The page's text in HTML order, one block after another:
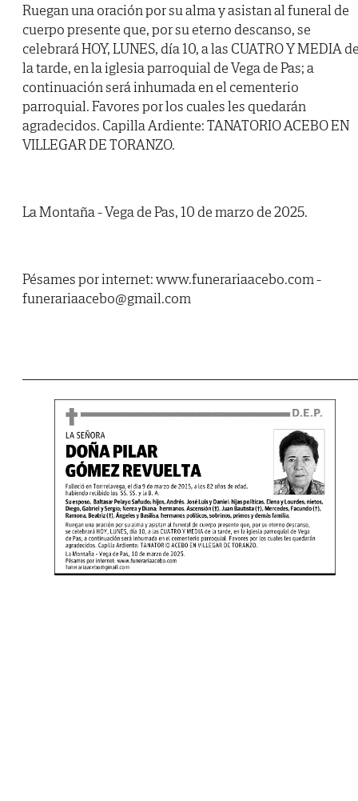
Ruegan una oración por su alma y asistan al funeral de
cuerpo presente que, por su eterno descanso, se
celebrará HOY, LUNES, día 10, a las CUATRO Y MEDIA
la tarde, en la iglesia parroquial de Vega de Pas; a
continuación será inhumada en el cementerio
parroquial. Favores por los cuales les quedarán
agradecidos. Capilla Ardiente: TANATORIO ACEBO EN
VILLEGAR DE TORANZO.
La Montaña - Vega de Pas, 10 de marzo de 2025.
Pésames por internet: www.funerariaacebo.com -
funerariaacebo@gmail.com